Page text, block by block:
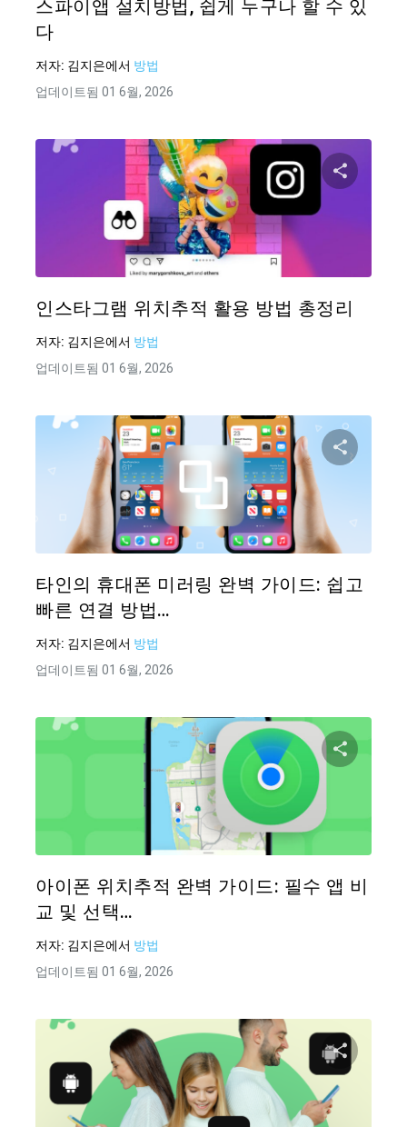
스파이앱 설치방법, 쉽게 누구나 할 수 있
다
저자: 김지은에서 방법
업데이트됨 01 6월, 2026
인스타그램 위치추적 활용 방법 총정리
저자: 김지은에서 방법
업데이트됨 01 6월, 2026
타인의 휴대폰 미러링 완벽 가이드: 쉽고
빠른 연결 방법…
저자: 김지은에서 방법
업데이트됨 01 6월, 2026
아이폰 위치추적 완벽 가이드: 필수 앱 비
교 및 선택…
저자: 김지은에서 방법
업데이트됨 01 6월, 2026